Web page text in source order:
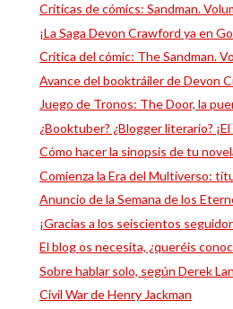
Críticas de cómics: Sandman.
¡La Saga Devon Crawford ya en
Crítica del cómic: The Sandman.
Avance del booktráiler de Devon
Juego de Tronos: The Door, la
¿Booktuber? ¿Blogger literario?
Cómo hacer la sinopsis de tu
Comienza la Era del Multiverso:
Anuncio de la Semana de los
¡Gracias a los seiscientos
El blog os necesita, ¿queréis
Sobre hablar solo, según Derek
Civil War de Henry Jackman